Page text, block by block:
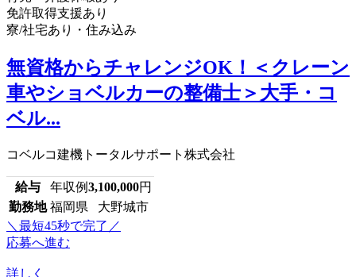
免許取得支援あり
寮/社宅あり・住み込み
無資格からチャレンジOK！＜クレーン
車やショベルカーの整備士＞大手・コ
ベル...
コベルコ建機トータルサポート株式会社
給与 年収例3,100,000円
勤務地 福岡県 大野城市
＼最短45秒で完了／
応募へ進む
詳しく